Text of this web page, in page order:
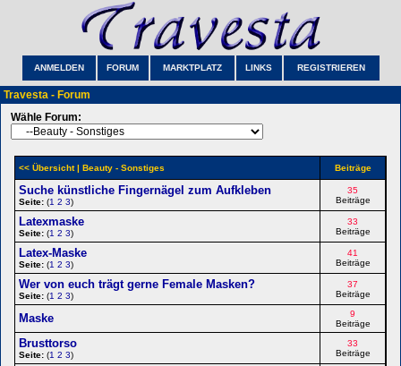
ANMELDEN FORUM MARKTPLATZ LINKS REGISTRIEREN
Travesta - Forum
Wähle Forum:
<< Übersicht| Beauty - Sonstiges Beiträge
Suche künstliche Fingernägel zum Aufkleben
Seite: (1 2 3)
35
Beiträge
Latexmaske
Seite: (1 2 3)
33
Beiträge
Latex-Maske
Seite: (1 2 3)
41
Beiträge
Wer von euch trägt gerne Female Masken?
Seite: (1 2 3)
37
Beiträge
Maske
9
Beiträge
Brusttorso
Seite: (1 2 3)
33
Beiträge